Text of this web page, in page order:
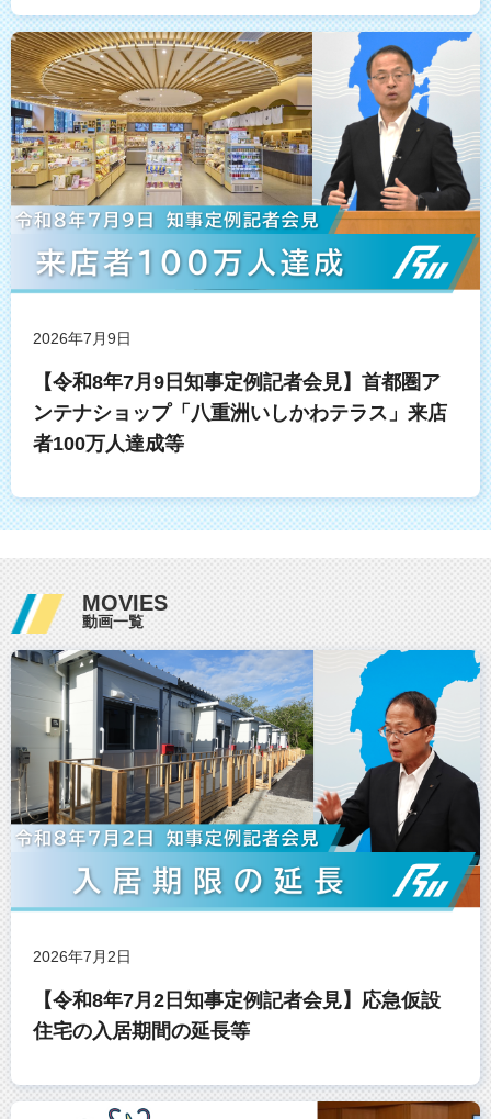
2026年7月9日
【令和8年7月9日知事定例記者会見】首都圏ア
ンテナショップ「八重洲いしかわテラス」来店
者100万人達成等
MOVIES
動画一覧
2026年7月2日
【令和8年7月2日知事定例記者会見】応急仮設
住宅の入居期間の延長等